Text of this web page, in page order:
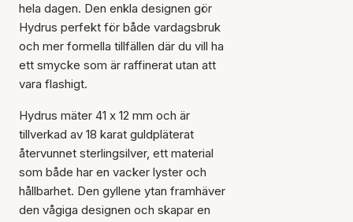
hela dagen. Den enkla designen gör
Hydrus perfekt för både vardagsbruk
och mer formella tillfällen där du vill ha
ett smycke som är raffinerat utan att
vara flashigt.
Hydrus mäter 41 x 12 mm och är
tillverkad av 18 karat guldpläterat
återvunnet sterlingsilver, ett material
som både har en vacker lyster och
hållbarhet. Den gyllene ytan framhäver
den vågiga designen och skapar en